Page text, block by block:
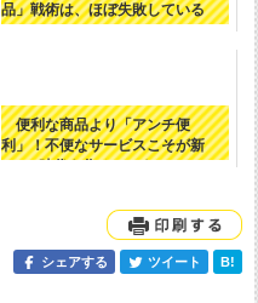
品」戦術は、ほぼ失敗している
便利な商品より「アンチ便
利」！不便なサービスこそが新
シェアする ツイート B!